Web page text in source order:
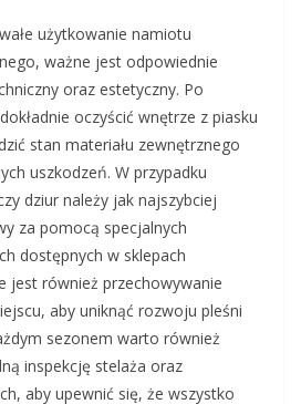
użytkowanie namiotu
ważne jest odpowiednie
oraz estetyczny. Po
oczyścić wnętrze z piasku
stan materiału zewnętrznego
uszkodzeń. W przypadku
dziur należy jak najszybciej
za pomocą specjalnych
dostępnych w sklepach
jest również przechowywanie
aby uniknąć rozwoju pleśni
sezonem warto również
inspekcję stelaża oraz
aby upewnić się, że wszystko